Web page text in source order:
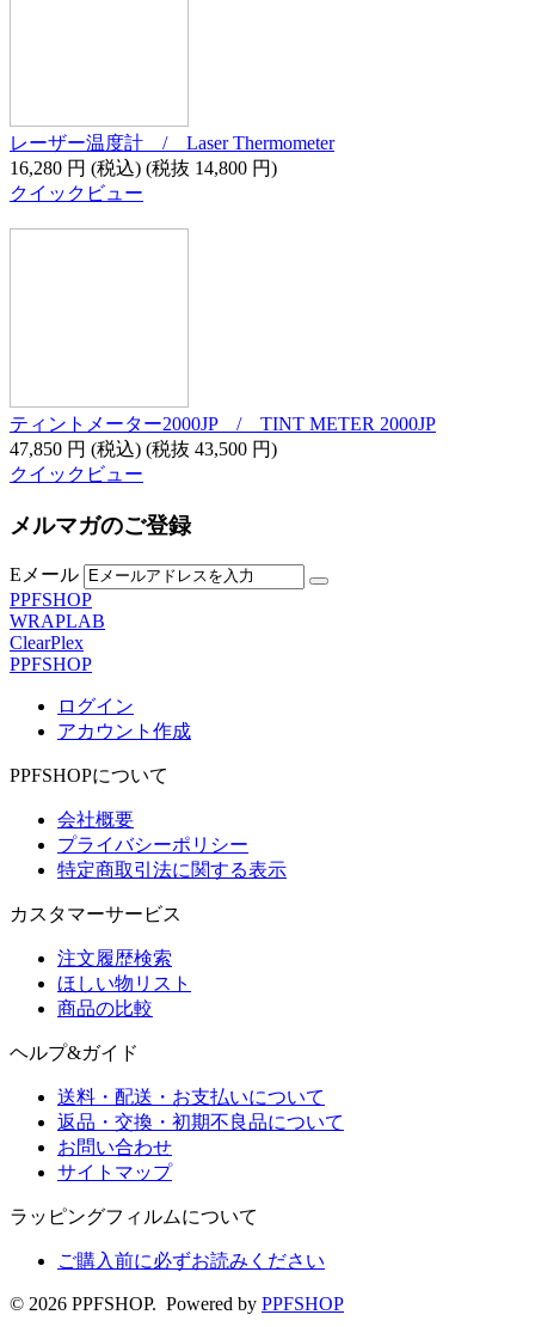
レーザー温度計 / Laser Thermometer
16,280 円 (税込) (税抜 14,800 円)
クイックビュー
ティントメーター2000JP / TINT METER 2000JP
47,850 円 (税込) (税抜 43,500 円)
クイックビュー
メルマガのご登録
Eメール
PPFSHOP
WRAPLAB
ClearPlex
PPFSHOP
ログイン
アカウント作成
PPFSHOPについて
会社概要
プライバシーポリシー
特定商取引法に関する表示
カスタマーサービス
注文履歴検索
ほしい物リスト
商品の比較
ヘルプ&ガイド
送料・配送・お支払いについて
返品・交換・初期不良品について
お問い合わせ
サイトマップ
ラッピングフィルムについて
ご購入前に必ずお読みください
© 2026 PPFSHOP. Powered by PPFSHOP